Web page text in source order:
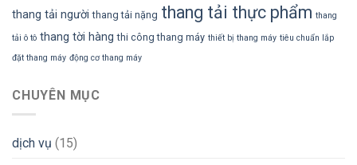
thang tải người thang tải nặng thang tải thực phẩm thang
tải ô tô thang tời hàng thi công thang máy thiết bị thang máy tiêu chuẩn lắp
đặt thang máy động cơ thang máy
CHUYÊN MỤC
dịch vụ (15)